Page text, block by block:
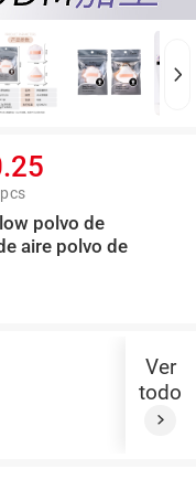
polvo de
aire polvo de
Ver
todo